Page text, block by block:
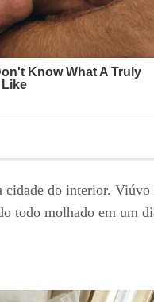
cidade do interior.
todo molhado em um